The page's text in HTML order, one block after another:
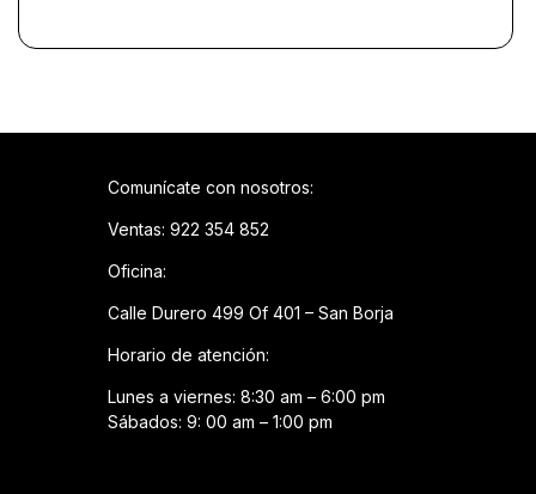
Comunícate con nosotros:
Ventas: 922 354 852
Oficina:
Calle Durero 499 Of 401 – San Borja
Horario de atención:
Lunes a viernes: 8:30 am – 6:00 pm
Sábados: 9: 00 am – 1:00 pm